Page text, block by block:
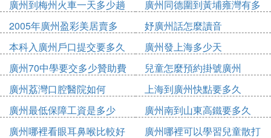
營園林綠化用品，為采購者提供一站式服務。
嶺南花卉市場的開放時間較為特殊，分為下午和凌晨
兩個時段，以適應不同花商和采購者的需求。下午時
段主要是鮮切花區的交易時間，而凌晨時段則是為了
滿足早市和外地花商的需求。這種靈活的開放時間使
得市場能夠持續保持高人氣和交易量。
對於想要批發植物的采購者來說，嶺南花卉市場不僅
廣州到梅州火車一天多少趟
廣州同德圍到黃埔雍灣有多
少公里
2005年廣州盈彩美居賣多
少錢
妤廣州話怎麼讀音
本科入廣州戶口提交要多久
廣州發上海多少天
廣州70中學要交多少贊助費
兒童怎麼預約掛號廣州
廣州荔灣口腔醫院如何
上海到廣州快點要多久
廣州最低保障工資是多少
2020
廣州南到山東高鐵要多久
廣州哪裡看眼耳鼻喉比較好
廣州哪裡可以學習兒童散打